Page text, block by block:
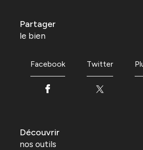
partager
le bien
Facebook Twitter
découvrir
nos outils